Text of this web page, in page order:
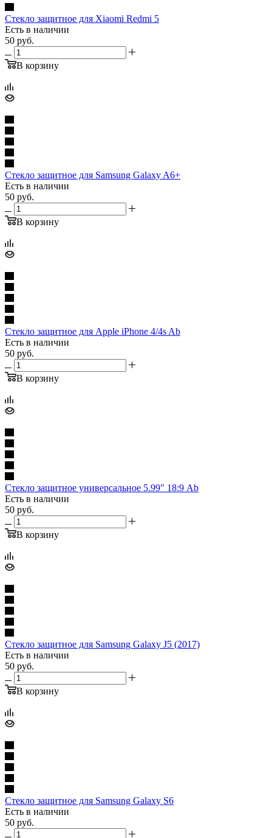
Стекло защитное для Xiaomi Redmi 5
Есть в наличии
50 руб.
В корзину
Стекло защитное для Samsung Galaxy A6+
Есть в наличии
50 руб.
В корзину
Стекло защитное для Apple iPhone 4/4s Ab
Есть в наличии
50 руб.
В корзину
Стекло защитное универсальное 5.99" 18:9 Ab
Есть в наличии
50 руб.
В корзину
Стекло защитное для Samsung Galaxy J5 (2017)
Есть в наличии
50 руб.
В корзину
Стекло защитное для Samsung Galaxy S6
Есть в наличии
50 руб.